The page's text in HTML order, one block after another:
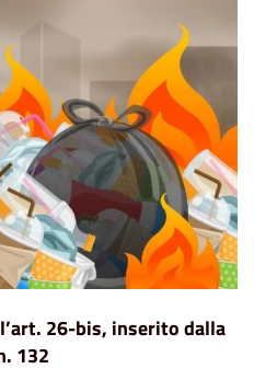
26-bis, inserito dalla
132